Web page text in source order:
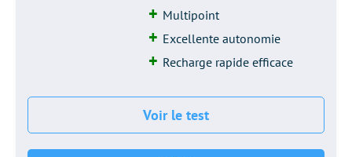
Multipoint
Excellente autonomie
Recharge rapide efficace
Voir le test